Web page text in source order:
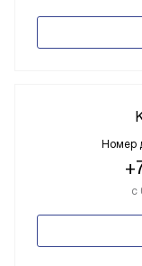
Номер
с